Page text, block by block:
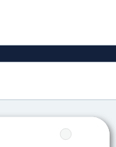
Hausschilder